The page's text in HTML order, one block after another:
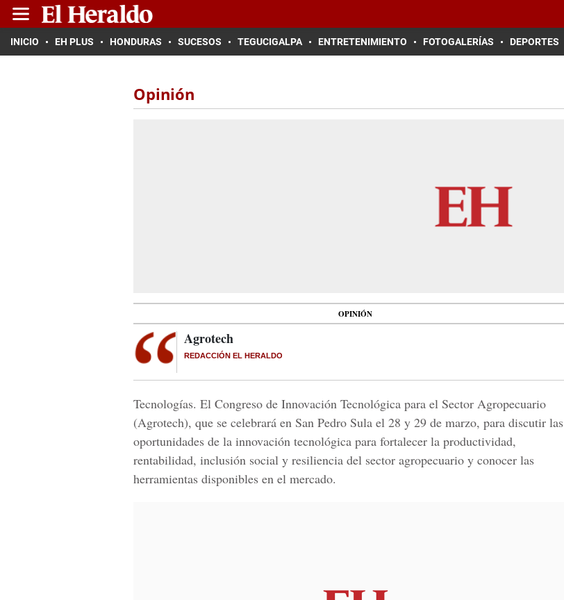
INICIO EH PLUS HONDURAS SUCESOS TEGUCIGALPA ENTRETENIMIENTO FOTOGALERÍAS DEPORTES
Opinión
OPINIÓN
Agrotech
REDACCIÓN EL HERALDO
Tecnologías. El Congreso de Innovación Tecnológica para el Sector Agropecuario
(Agrotech), que se celebrará en San Pedro Sula el 28 y 29 de marzo, para discutir las
oportunidades de la innovación tecnológica para fortalecer la productividad,
rentabilidad, inclusión social y resiliencia del sector agropecuario y conocer las
herramientas disponibles en el mercado.